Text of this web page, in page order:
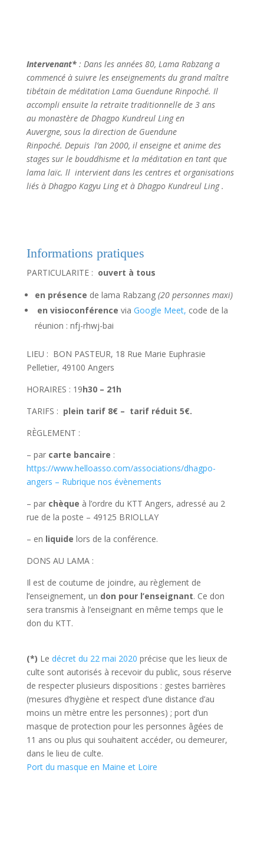
Intervenant*: Dans les années 80, Lama Rabzang a
commencé à suivre les enseignements du grand maître
tibétain de méditation Lama Guendune Rinpoché. Il
accompli ensuite la retraite traditionnelle de 3 ans
au monastère de Dhagpo Kundreul Ling en
Auvergne, sous la direction de Guendune
Rinpoché. Depuis l’an 2000, il enseigne et anime des
stages sur le bouddhisme et la méditation en tant que
lama laïc. ll intervient dans les centres et organisations
liés à Dhagpo Kagyu Ling et à Dhagpo Kundreul Ling .
Informations pratiques
PARTICULARITE : ouvert à tous
en présence de lama Rabzang (20 personnes maxi)
en visioconférence via Google Meet, code de la
réunion : nfj-rhwj-bai
LIEU : BON PASTEUR, 18 Rue Marie Euphrasie
Pelletier, 49100 Angers
HORAIRES : 19h30 – 21h
TARIFS : plein tarif 8€ – tarif réduit 5€.
RÈGLEMENT :
– par carte bancaire :
https://www.helloasso.com/associations/dhagpo-
angers – Rubrique nos évènements
– par chèque à l’ordre du KTT Angers, adressé au 2
rue de la poste – 49125 BRIOLLAY
– en liquide lors de la conférence.
DONS AU LAMA :
Il est de coutume de joindre, au règlement de
l’enseignement, un don pour l’enseignant. Ce don
sera transmis à l’enseignant en même temps que le
don du KTT.
(*) Le décret du 22 mai 2020 précise que les lieux de
culte sont autorisés à recevoir du public, sous réserve
de respecter plusieurs dispositions : gestes barrières
(mesures d’hygiène et respect d’une distance d’au
moins un mètre entre les personnes) ; port d’un
masque de protection pour les personnes âgées de
11 ans ou plus qui souhaitent accéder, ou demeurer,
dans le lieu de culte.
Port du masque en Maine et Loire